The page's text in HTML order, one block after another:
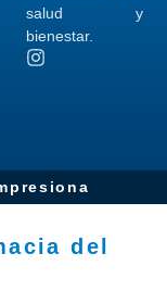
salud y
bienestar.
del